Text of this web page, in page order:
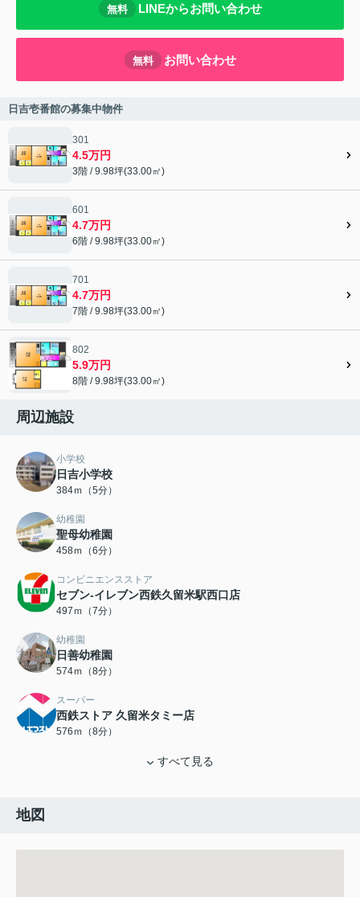
無料 LINEからお問い合わせ
無料 お問い合わせ
日吉壱番館の募集中物件
301
4.5万円
3階 / 9.98坪(33.00㎡)
601
4.7万円
6階 / 9.98坪(33.00㎡)
701
4.7万円
7階 / 9.98坪(33.00㎡)
802
5.9万円
8階 / 9.98坪(33.00㎡)
周辺施設
小学校
日吉小学校
384ｍ（5分）
幼稚園
聖母幼稚園
458ｍ（6分）
コンビニエンスストア
セブン-イレブン西鉄久留米駅西口店
497ｍ（7分）
幼稚園
日善幼稚園
574ｍ（8分）
スーパー
西鉄ストア 久留米タミー店
576ｍ（8分）
すべて見る
地図